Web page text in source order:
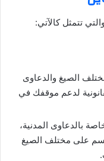
تتمثل كالآتي:
الصيغ والدعاوى
لدعم موقفك في
بالدعاوى المدنية،
على مختلف الصيغ